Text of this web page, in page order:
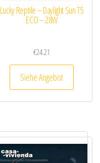
Lucky Reptile – Daylight Sun T5
ECO – 28W
€24.21
Siehe Angebot